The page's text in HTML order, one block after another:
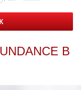
В